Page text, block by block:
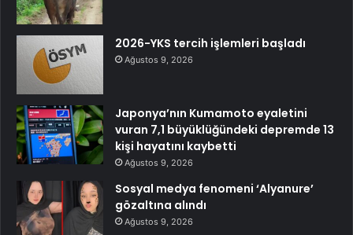
2026-YKS tercih işlemleri başladı
Ağustos 9, 2026
Japonya’nın Kumamoto eyaletini
vuran 7,1 büyüklüğündeki depremde 13
kişi hayatını kaybetti
Ağustos 9, 2026
Sosyal medya fenomeni ‘Alyanure’
gözaltına alındı
Ağustos 9, 2026